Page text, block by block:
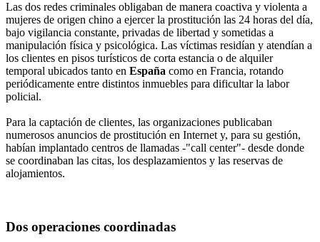
Las dos redes criminales obligaban de manera coactiva y violenta a
mujeres de origen chino a ejercer la prostitución las 24 horas del día,
bajo vigilancia constante, privadas de libertad y sometidas a
manipulación física y psicológica. Las víctimas residían y atendían a
los clientes en pisos turísticos de corta estancia o de alquiler
temporal ubicados tanto en España como en Francia, rotando
periódicamente entre distintos inmuebles para dificultar la labor
policial.
Para la captación de clientes, las organizaciones publicaban
numerosos anuncios de prostitución en Internet y, para su gestión,
habían implantado centros de llamadas -"call center"- desde donde
se coordinaban las citas, los desplazamientos y las reservas de
alojamientos.
Dos operaciones coordinadas